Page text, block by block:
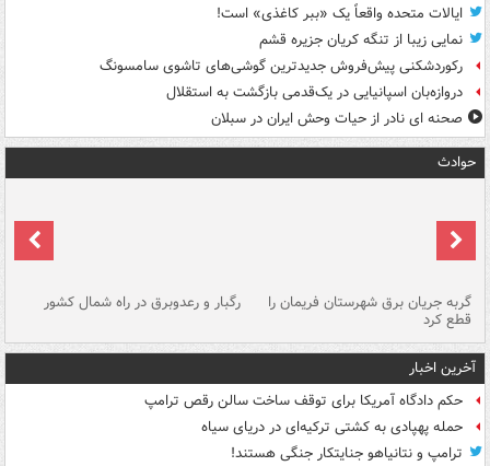
ایالات متحده واقعاً یک «ببر کاغذی» است!
نمایی زیبا از تنگه کریان جزیره قشم
رکوردشکنی پیش‌فروش جدیدترین گوشی‌های تاشوی سامسونگ
دروازه‌بان اسپانیایی در یک‌قدمی بازگشت به استقلال
صحنه ای نادر از حیات وحش ایران در سبلان
حوادث
گربه جریان برق شهرستان فریمان را
قطع کرد
رگبار و رعدوبرق در راه شمال کشور
آخرین اخبار
حکم دادگاه آمریکا برای توقف ساخت سالن رقص ترامپ
حمله پهپادی به کشتی ترکیه‌ای در دریای سیاه
ترامپ و نتانیاهو جنایتکار جنگی هستند!